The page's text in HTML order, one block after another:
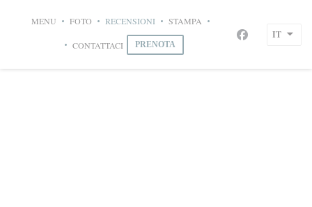
Le Bistrot du Maquis
MENU FOTO RECENSIONI STAMPA
((APRE UNA NUOVA
CONTATTACI
PRENOTA Facebook
IT